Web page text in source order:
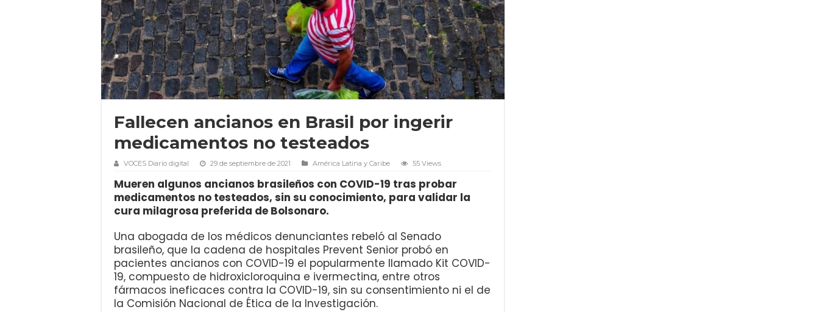
Fallecen ancianos en Brasil por ingerir
medicamentos no testeados
VOCES Diario digital 29 de septiembre de 2021 América Latina y Caribe 55 Views
Mueren algunos ancianos brasileños con COVID-19 tras probar
medicamentos no testeados, sin su conocimiento, para validar la
cura milagrosa preferida de Bolsonaro.
Una abogada de los médicos denunciantes rebeló al Senado
brasileño, que la cadena de hospitales Prevent Senior probó en
pacientes ancianos con COVID-19 el popularmente llamado Kit COVID-
19, compuesto de hidroxicloroquina e ivermectina, entre otros
fármacos ineficaces contra la COVID-19, sin su consentimiento ni el de
la Comisión Nacional de Ética de la Investigación.